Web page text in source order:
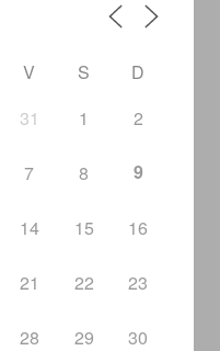
V S
D
31 1 2
7 8 9
14 15 16
21 22 23
28 29 30